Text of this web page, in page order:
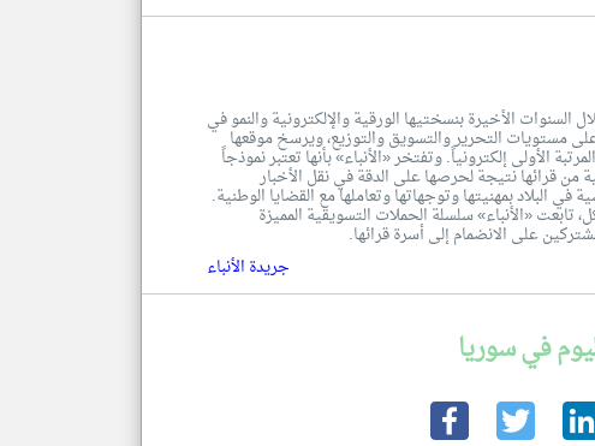
السنوات الأخيرة بنسختيها الورقية والإلكترونية والنمو في
على مستويات التحرير والتسويق والتوزيع، ويرسخ موقعها
الأولى إلكترونياً. وتفتخر «الأنباء» بأنها تعتبر نموذجاً
قرائها نتيجة لحرصها على الدقة في نقل الأخبار
في البلاد بمهنيتها وتوجهاتها وتعاملها مع القضايا الوطنية.
«الأنباء» سلسلة الحملات التسويقية المميزة
على الانضمام إلى أسرة قرائها.
جريدة الأنباء
في سوريا